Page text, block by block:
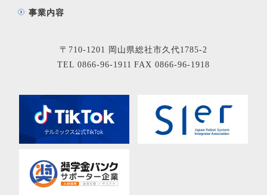
事業内容
〒710-1201 岡山県総社市久代1785-2
TEL 0866-96-1911 FAX 0866-96-1918